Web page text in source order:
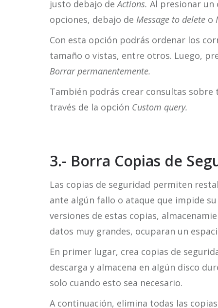
justo debajo deActions. Al presionar un
opciones, debajo de Message to delete o
Con esta opción podrás ordenar los
tamaño o vistas, entre otros. Luego,
Borrar permanentemente.
También podrás crear consultas
través de la opción Custom query.
3.- Borra Copias de
Las copias de seguridad permiten
ante algún fallo o ataque que impide
versiones de estas copias,
datos muy grandes, ocuparan un
En primer lugar, crea copias de
descarga y almacena en algún disco
solo cuando esto sea necesario.
A continuación, elimina todas las